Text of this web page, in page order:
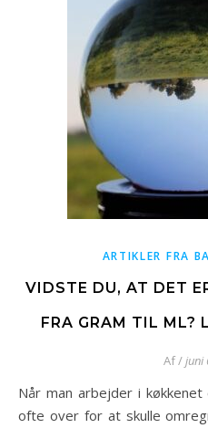
ARTIKLER FRA
VIDSTE DU, AT DET
FRA GRAM TIL ML?
Af/juni
Når man arbejder i køkkenet eller i laboratoriet, står man
ofte over for at skulle